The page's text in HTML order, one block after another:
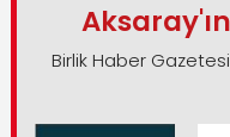
Aksaray'ın
Birlik Haber